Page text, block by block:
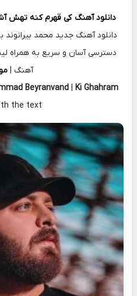
دانلود آهنگ کی قهرم کنه تهش
دانلود آهنگ جدید محمد بیرانوند
دسترسی آسان و سریع به همراه
آهنگ |
Beyranvand| Ki Ghahram
the text